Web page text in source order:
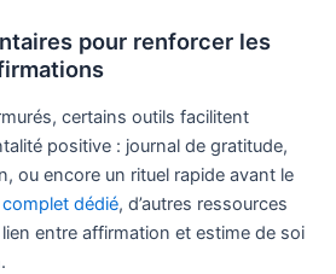
pour renforcer les
certains outils facilitent
positive : journal de gratitude,
ou encore un rituel rapide avant le
dédié, d’autres ressources
entre affirmation et estime de soi